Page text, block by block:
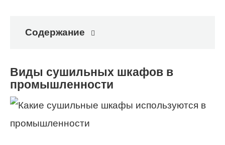
Содержание
Виды сушильных шкафов в
промышленности